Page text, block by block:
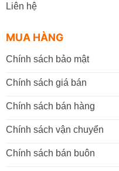
Liên hệ
MUA HÀNG
Chính sách bảo mật
Chính sách giá bán
Chính sách bán hàng
Chính sách vận chuyển
Chính sách bán buôn